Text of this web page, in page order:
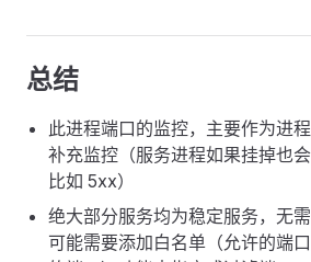
总结
此进程端口的监控，主要作为进
补充监控（服务进程如果挂掉也会
比如 5xx）
绝大部分服务均为稳定服务，无
可能需要添加白名单（允许的端